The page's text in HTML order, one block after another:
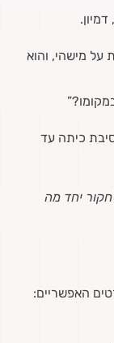
על מישהי, והוא
כיתה עד
יחד מה
האפשריים: